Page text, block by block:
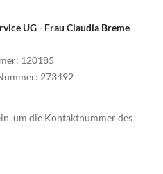
UG - Frau Claudia Breme
: 120185
: 273492
um die Kontaktnummer des